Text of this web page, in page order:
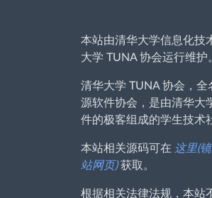
本站由清华大学信息化技
大学 TUNA 协会运行维护
清华大学 TUNA 协会，
源软件协会，是由清华大
件的极客组成的学生技术
本站相关源码可在 这里(
站网页)获取。
根据相关法律法规，本站